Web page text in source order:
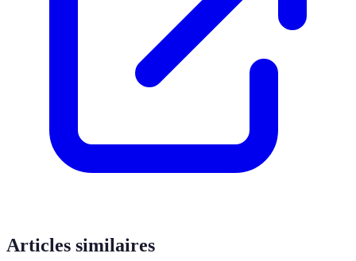
Articles similaires